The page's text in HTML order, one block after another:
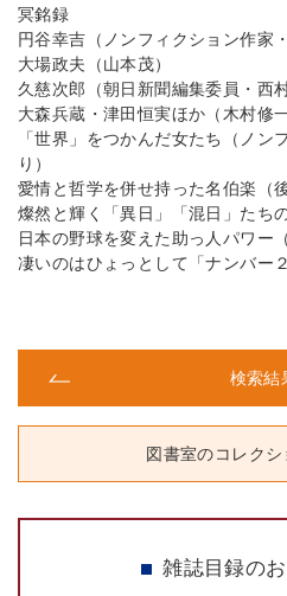
冥銘録
円谷幸吉（ノンフィクション作家
大場政夫（山本茂）
久慈次郎（朝日新聞編集委員・西
大森兵蔵・津田恒実ほか（木村修一
「世界」をつかんだ女たち（ノン
り）
愛情と哲学を併せ持った名伯楽（
燦然と輝く「異日」「混日」たち
日本の野球を変えた助っ人パワー
凄いのはひょっとして「ナンバー２
検索結
図書室のコレク
雑誌目録の